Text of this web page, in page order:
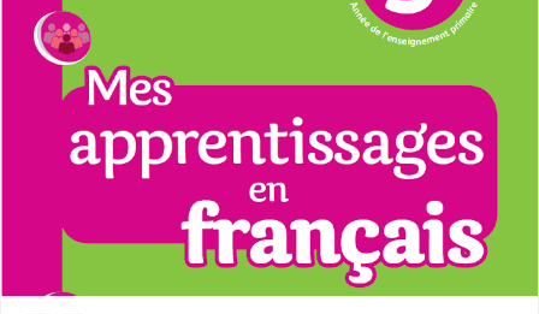
دليل الأستاذة والأستاذ Guide Mes apprentissages en Français 3AEP طبعة 2019